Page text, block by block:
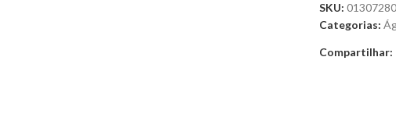
SKU: 01307280
Categorias:
Compartilhar: